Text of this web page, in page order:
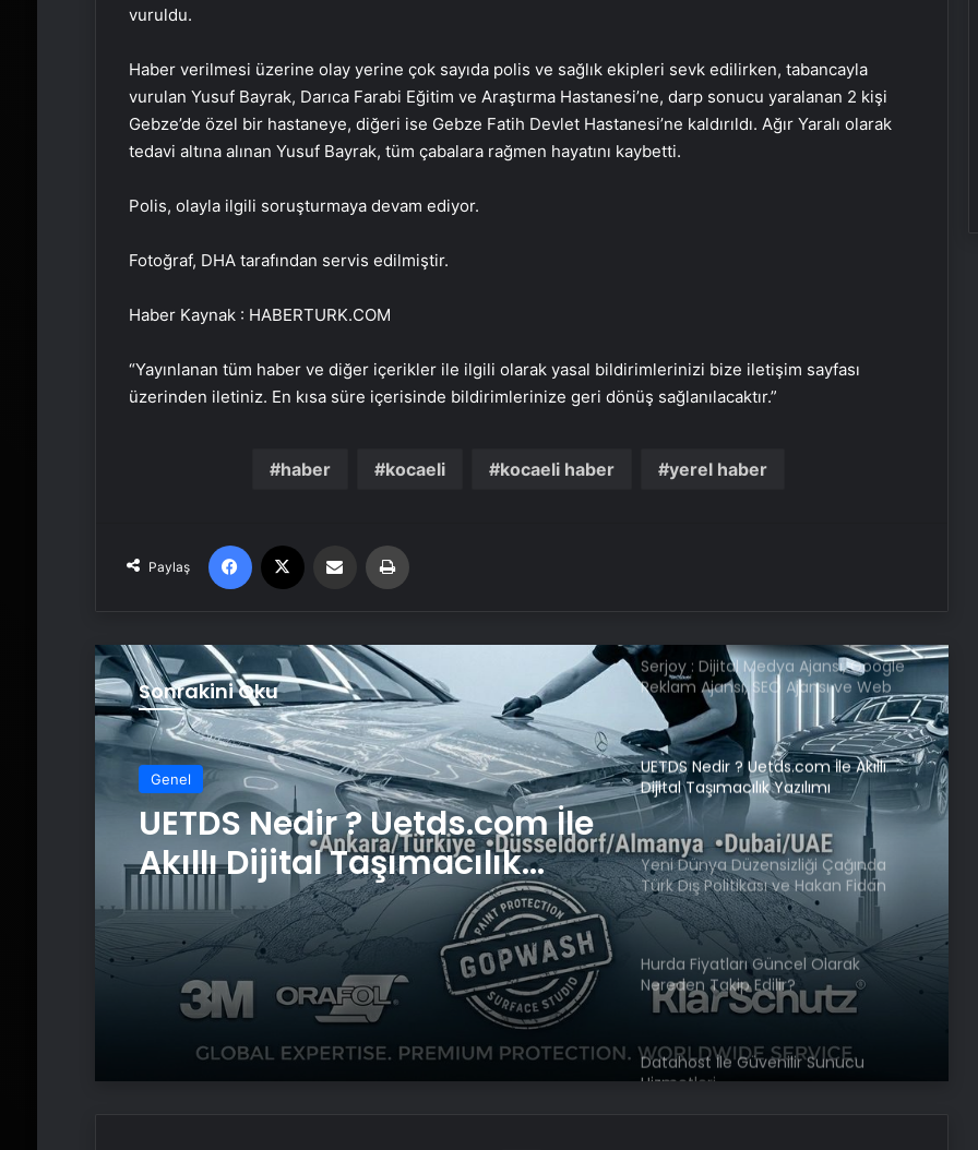
vuruldu.
Haber verilmesi üzerine olay yerine çok sayıda polis ve sağlık ekipleri sevk edilirken, tabancayla
vurulan Yusuf Bayrak, Darıca Farabi Eğitim ve Araştırma Hastanesi’ne, darp sonucu yaralanan 2 kişi
Gebze’de özel bir hastaneye, diğeri ise Gebze Fatih Devlet Hastanesi’ne kaldırıldı. Ağır Yaralı olarak
tedavi altına alınan Yusuf Bayrak, tüm çabalara rağmen hayatını kaybetti.
Polis, olayla ilgili soruşturmaya devam ediyor.
Fotoğraf, DHA tarafından servis edilmiştir.
Haber Kaynak : HABERTURK.COM
“Yayınlanan tüm haber ve diğer içerikler ile ilgili olarak yasal bildirimlerinizi bize iletişim sayfası
üzerinden iletiniz. En kısa süre içerisinde bildirimlerinize geri dönüş sağlanılacaktır.”
haber kocaeli kocaeli haber yerel haber
Paylaş
Facebook Email'den paylaş
Sonrakini Oku
Genel
UETDS Nedir ? Uetds.com İle
Akıllı Dijital Taşımacılık
Yazılımı
DEM Partili Bakırhan: 1071’de
kurduğumuz kader ortaklığı
Serjoy : Dijital Medya Ajansı, Google
Reklam Ajansı, SEO Ajansı ve Web
Tasarım Ajansı
UETDS Nedir ? Uetds.com İle Akıllı
Dijital Taşımacılık Yazılımı
Yeni Dünya Düzensizliği Çağında
Türk Dış Politikası ve Hakan Fidan
Faktörü
Hurda Fiyatları Güncel Olarak
Nereden Takip Edilir?
Datahost İle Güvenilir Sunucu
Hizmetleri